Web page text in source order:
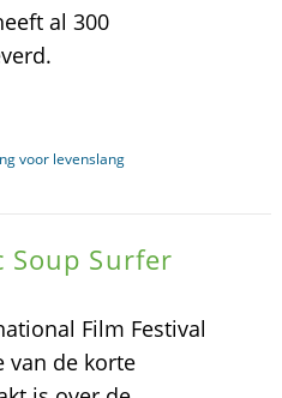
al 300
voor levenslang
Soup Surfer
Film Festival
van de korte